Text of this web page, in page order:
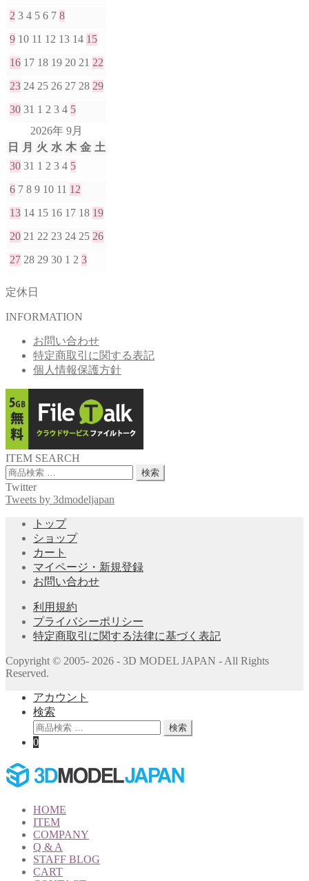
2 3 4 5 6 7 8
9 10 11 12 13 14 15
16 17 18 19 20 21 22
23 24 25 26 27 28 29
30 31 1 2 3 4 5
2026年 9月
日
月 火 水 木 金 土
30 31 1 2 3 4 5
6 7 8 9 10 11 12
13 14 15 16 17 18 19
20 21 22 23 24 25 26
27 28 29 30 1 2 3
定休日
INFORMATION
お問い合わせ
特定商取引に関する表記
個人情報保護方針
ITEM SEARCH
検
索
対
検索
Twitter
Tweets by 3dmodeljapan
トップ
ショップ
カート
マイページ・新規登録
お問い合わせ
利用規約
プライバシーポリシー
特定商取引に関する法律に基づく表記
Copyright © 2005- 2026 - 3D MODEL JAPAN - All Rights
Reserved.
アカウント
検索
検
索
象:
検索
0
HOME
ITEM
COMPANY
Q & A
STAFF BLOG
CART